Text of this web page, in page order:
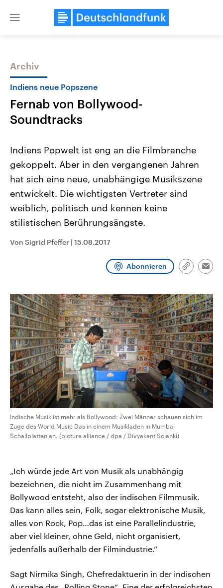
Close
Themen
Landtagswahl Sachsen-Anhalt
2026
Alle Informationen
Sachsen-Anhalt wählt am 6.
September 2026 einen neuen
Landtag. Seit 2021 wird das
Bundesland von einer Koalition aus
Umfragen, Prognosen,
Wahlprogramme, aktuelle Berichte
und Kandidaten der anstehenden
USA
Aktuelle Beiträge,
Hintergründe
Wirtschaftlich und
gehören die Vereinigten
den mächtigsten Ländern
mit großem Einfluss auf
Archiv
Indiens neue Popszene
Fernab von Bollywood-
Soundtracks
Indiens Popwelt ist eng an die Filmbranche
gekoppelt. Aber in den vergangenen Jahren
hat sich eine neue, unabhängige Musikszene
entwickelt. Die wichtigsten Vertreter sind
weiblich, politisch und kennen keine
stilistischen Berührungsängste.
Von Sigrid Pfeffer | 15.08.2017
Abonnieren
Link
Indische Musik ist mehr als Bollywood: Zwei Männer schauen sich im
Zuge des World Music Das in einem Musikladen in Mumbai
Schallplatten an. (picture alliance / dpa / Divyakant Solanki)
„Ich würde jede Art von Musik als unabhängig
bezeichnen, die nicht im Zusammenhang mit
Bollywood entsteht, also der indischen Filmmusik.
Das kann alles sein, Folk, sogar elektronische Musik,
alles von Rock, Pop…das ist eine Parallelindustrie,
aber viel kleiner, ohne Geld, nicht organisiert,
jedenfalls außerhalb der Filmindustrie.“
Sagt Nirmika Singh, Chefredaktuerin in der indischen